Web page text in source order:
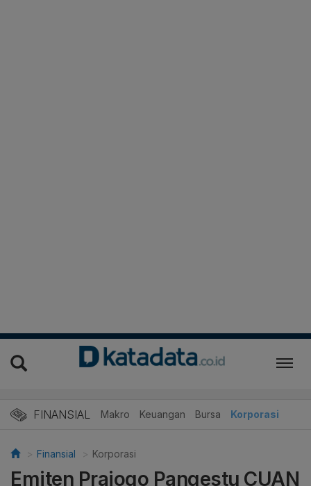
FINANSIAL Makro Keuangan Bursa Korporasi
Finansial Korporasi
Emiten Prajogo Pangestu CUAN